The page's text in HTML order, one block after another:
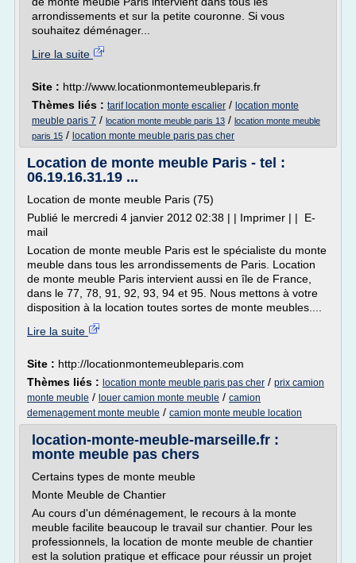
arrondissements et sur la petite couronne. Si vous
souhaitez déménager...
Lire la suite
Site : http://www.locationmontemeubleparis.fr
Thèmes liés : tarif location monte escalier / location monte
meuble paris 7 / location monte meuble paris 13 / location monte meuble
paris 15 / location monte meuble paris pas cher
Location de monte meuble Paris - tel :
06.19.16.31.19 ...
Location de monte meuble Paris (75)
Publié le mercredi 4 janvier 2012 02:38 | | Imprimer | | E-
mail
Location de monte meuble Paris est le spécialiste du monte
meuble dans tous les arrondissements de Paris. Location
de monte meuble Paris intervient aussi en île de France,
dans le 77, 78, 91, 92, 93, 94 et 95. Nous mettons à votre
disposition à la location toutes sortes de monte meubles....
Lire la suite
Site : http://locationmontemeubleparis.com
Thèmes liés : location monte meuble paris pas cher / prix camion
monte meuble / louer camion monte meuble / camion
demenagement monte meuble / camion monte meuble location
location-monte-meuble-marseille.fr :
monte meuble pas chers
Certains types de monte meuble
Monte Meuble de Chantier
Au cours d'un déménagement, le recours à la monte
meuble facilite beaucoup le travail sur chantier. Pour les
professionnels, la location de monte meuble de chantier
est la solution pratique et efficace pour réussir un projet